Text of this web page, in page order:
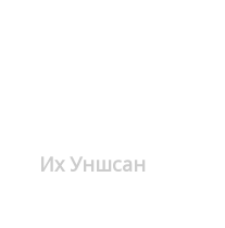
Их Уншсан